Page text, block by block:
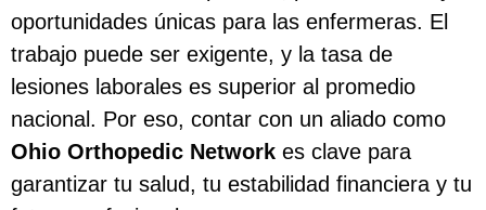
oportunidades únicas para las enfermeras. El
trabajo puede ser exigente, y la tasa de
lesiones laborales es superior al promedio
nacional. Por eso, contar con un aliado como
Ohio Orthopedic Network es clave para
garantizar tu salud, tu estabilidad financiera y tu